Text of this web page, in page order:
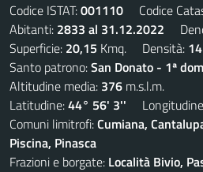
Codice ISTAT:001110 Codice
Abitanti: 2833 al 31.12.2022
Superficie: 20,15 Kmq. Densità:
Santo patrono:San Donato - 1ª
Altitudine media: 376 m.s.l.m.
Latitudine:44° 56' 3''
Comuni limitrofi:Cumiana,
Piscina, Pinasca
Frazioni e borgate: Località Bivio,